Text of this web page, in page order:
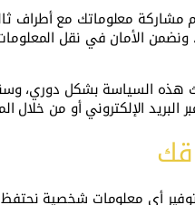
مشاركة معلوماتك مع أطراف
الأمان في نقل
هذه السياسة بشكل دوري،
أي معلومات شخصية